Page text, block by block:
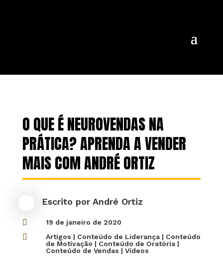
O QUE É NEUROVENDAS NA
PRÁTICA? APRENDA A VENDER
MAIS COM ANDRÉ ORTIZ
Escrito por André Ortiz
 19 de janeiro de 2020
 Artigos | Conteúdo de Liderança| Conteúdo
de Motivação | Conteúdo de Oratória|
Conteúdo de Vendas | Videos